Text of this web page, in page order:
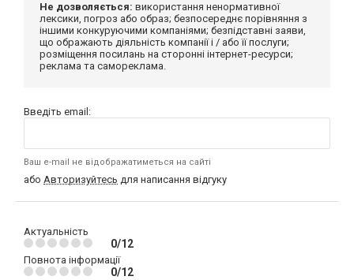
Не дозволяється: використання ненормативної
лексики, погроз або образ; безпосереднє порівняння з
іншими конкуруючими компаніями; безпідставні заяви,
що ображають діяльність компанії і / або її послуги;
розміщення посилань на сторонні інтернет-ресурси;
реклама та самореклама.
Введіть email:
Ваш e-mail не відображатиметься на сайті
або Авторизуйтесь для написання відгуку
Актуальність
0/12
Повнота інформації
0/12